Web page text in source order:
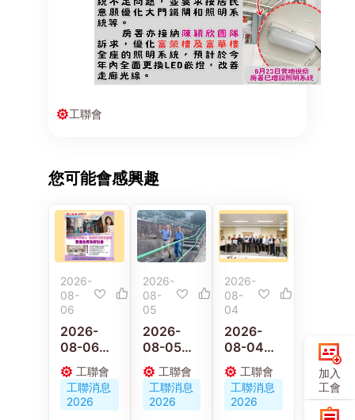
工聯會
您可能會感興趣
2026-
08-
06
2026-
08-06
【施政報
告重點建
議】陳穎
欣：倡政
工聯會
工聯消息
2026
2026-
08-
05
2026-
08-05
林偉江關
注掃墓市
民出行 實
地視察柴
工聯會
工聯消息
2026
2026-
08-
04
2026-
08-04
工聯會新
界東服務
團隊約見
港鐵公司
工聯會
工聯消息
2026
加入
工會